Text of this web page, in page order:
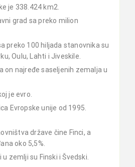
je 338.424 km2.
grad sa preko milion
preko 100 hiljada stanovnika su
Oulu, Lahti i Jiveskile.
on najređe saseljenih zemalja u
je evro.
Evropske unije od 1995.
države čine Finci, a
oko 5,5%.
u zemlji su Finski i Švedski.